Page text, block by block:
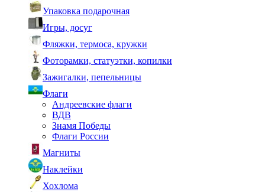
Упаковка подарочная
Игры, досуг
Фляжки, термоса, кружки
Фоторамки, статуэтки, копилки
Зажигалки, пепельницы
Флаги
Андреевские флаги
ВДВ
Знамя Победы
Флаги России
Магниты
Наклейки
Хохлома